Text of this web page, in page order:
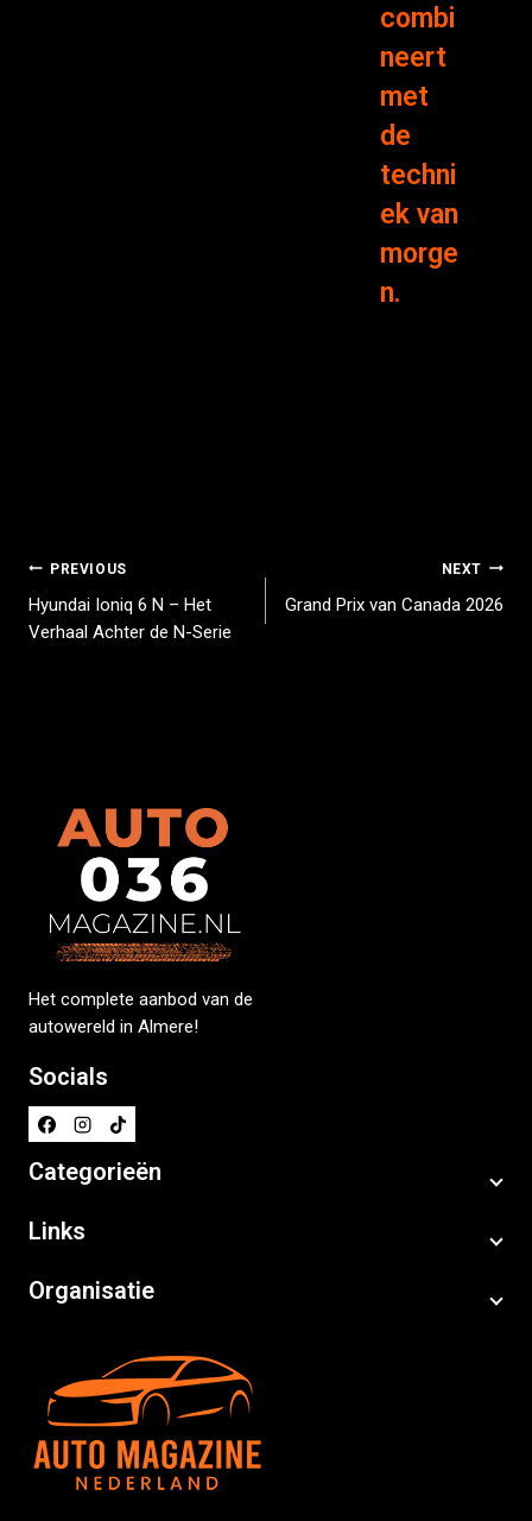
combi
neert
met
de
techni
ek van
morge
n.
PREVIOUS
Hyundai Ioniq 6 N – Het
Verhaal Achter de N-Serie
NEXT
Grand Prix van Canada 2026
Het complete aanbod van de
autowereld in Almere!
Socials
Categorieën
Links
Organisatie